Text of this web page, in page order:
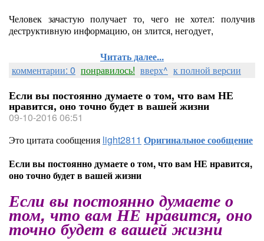
Человек зачастую получает то, чего не хотел: получив
деструктивную информацию, он злится, негодует,
Читать далее...
комментарии: 0 понравилось! вверх^ к полной версии
Если вы постоянно думаете о том, что вам НЕ
нравится, оно точно будет в вашей жизни
09-10-2016 06:51
Это цитата сообщения light2811 Оригинальное сообщение
Если вы постоянно думаете о том, что вам НЕ нравится,
оно точно будет в вашей жизни
Если вы постоянно думаете о
том, что вам НЕ нравится, оно
точно будет в вашей жизни